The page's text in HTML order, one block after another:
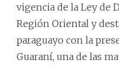
vigencia de la Ley de
Región Oriental y
paraguayo con la
Guaraní, una de las